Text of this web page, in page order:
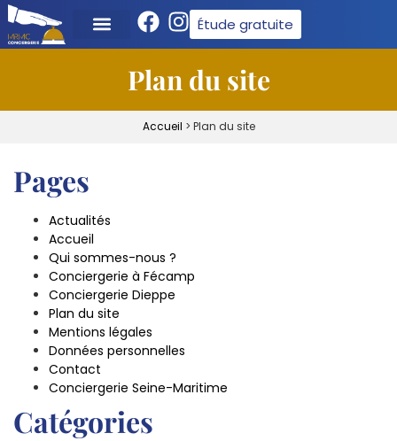
Étude gratuite
Plan du site
Accueil > Plan du site
Pages
Actualités
Accueil
Qui sommes-nous ?
Conciergerie à Fécamp
Conciergerie Dieppe
Plan du site
Mentions légales
Données personnelles
Contact
Conciergerie Seine-Maritime
Catégories